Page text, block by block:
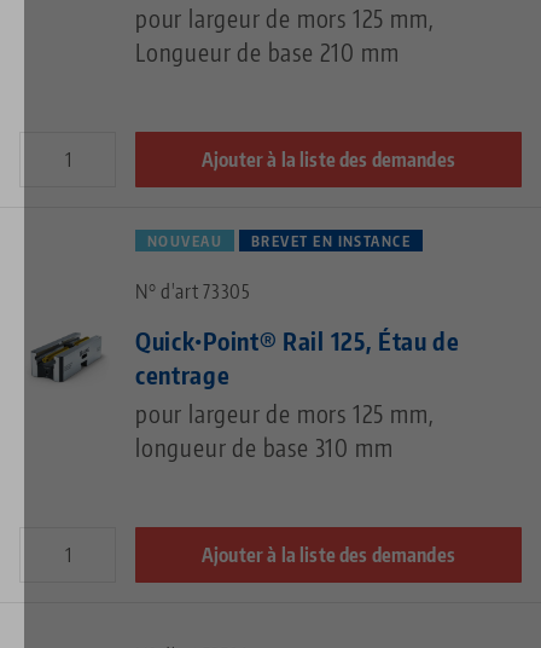
pour largeur de mors 125 mm,
Longueur de base 210 mm
Ajouter à la liste des demandes
NOUVEAU BREVET EN INSTANCE
N° d'art 73305
Quick•Point® Rail 125, Étau de
centrage
pour largeur de mors 125 mm,
longueur de base 310 mm
Ajouter à la liste des demandes